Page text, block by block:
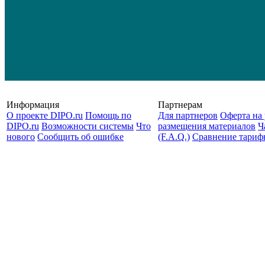
Информация
О проекте DIPO.ru Помощь по
DIPO.ru Возможности системы Что
нового Сообщить об ошибке
Партнерам
Для партнеров Оферта на
размещения материалов
(F.A.Q.) Cравнение